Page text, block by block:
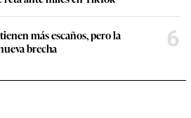
más escaños, pero la
brecha
6